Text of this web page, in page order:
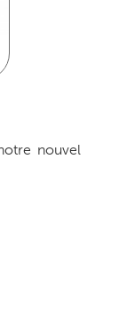
nouvel